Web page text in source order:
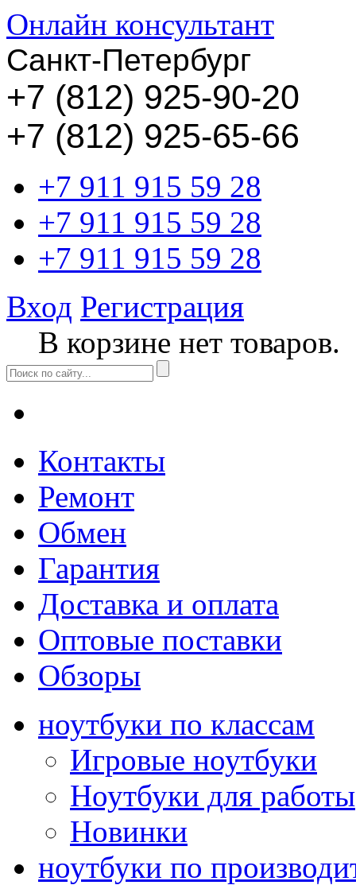
Онлайн консультант
Санкт-Петербург
+7 (812) 925-90-20
+7 (812) 925-65-66
+7 911 915 59 28
+7 911 915 59 28
+7 911 915 59 28
Вход Регистрация
В корзине нет товаров.
Контакты
Ремонт
Обмен
Гарантия
Доставка и оплата
Оптовые поставки
Обзоры
ноутбуки по классам
Игровые ноутбуки
Ноутбуки для работы
Новинки
ноутбуки по